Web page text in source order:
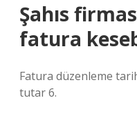
Şahıs
fatura
Fatura düzenleme
tutar 6.